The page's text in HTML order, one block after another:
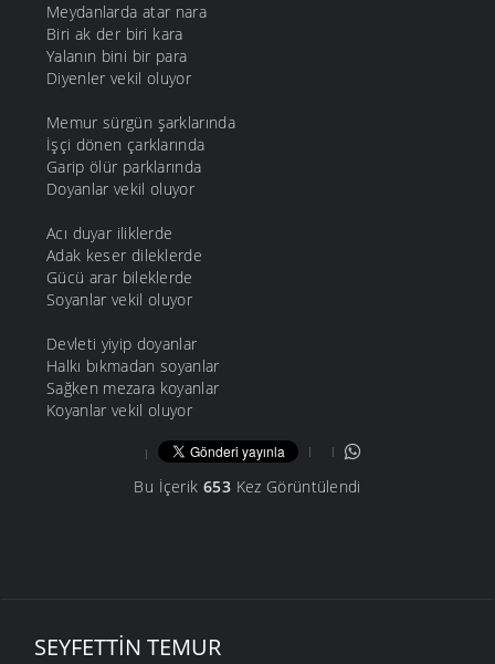
Meydanlarda atar nara
Biri ak der biri kara
Yalanın bini bir para
Diyenler vekil oluyor
Memur sürgün şarklarında
İşçi dönen çarklarında
Garip ölür parklarında
Doyanlar vekil oluyor
Acı duyar iliklerde
Adak keser dileklerde
Gücü arar bileklerde
Soyanlar vekil oluyor
Devleti yiyip doyanlar
Halkı bıkmadan soyanlar
Sağken mezara koyanlar
Koyanlar vekil oluyor
Bu İçerik 653Kez Görüntülendi
SEYFETTIN TEMUR